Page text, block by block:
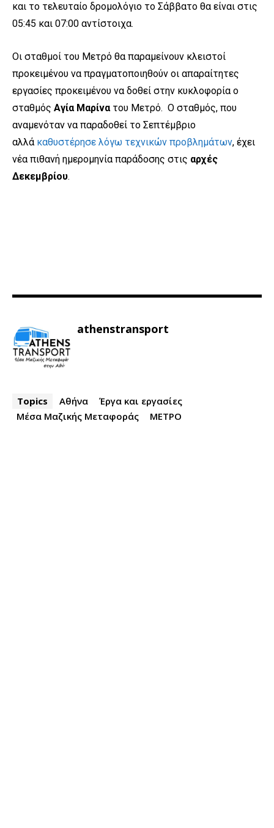
και το τελευταίο δρομολόγιο το Σάββατο θα είναι στις
05:45 και 07:00 αντίστοιχα.
Οι σταθμοί του Μετρό θα παραμείνουν κλειστοί
προκειμένου να πραγματοποιηθούν οι απαραίτητες
εργασίες προκειμένου να δοθεί στην κυκλοφορία ο
σταθμός Αγία Μαρίνατου Μετρό. Ο σταθμός, που
αναμενόταν να παραδοθεί το Σεπτέμβριο
αλλά καθυστέρησε λόγω τεχνικών προβλημάτων, έχει
νέα πιθανή ημερομηνία παράδοσης στις αρχές
Δεκεμβρίου.
athenstransport
Topics Αθήνα
Έργα και εργασίες
Μέσα Μαζικής Μεταφοράς
ΜΕΤΡΟ